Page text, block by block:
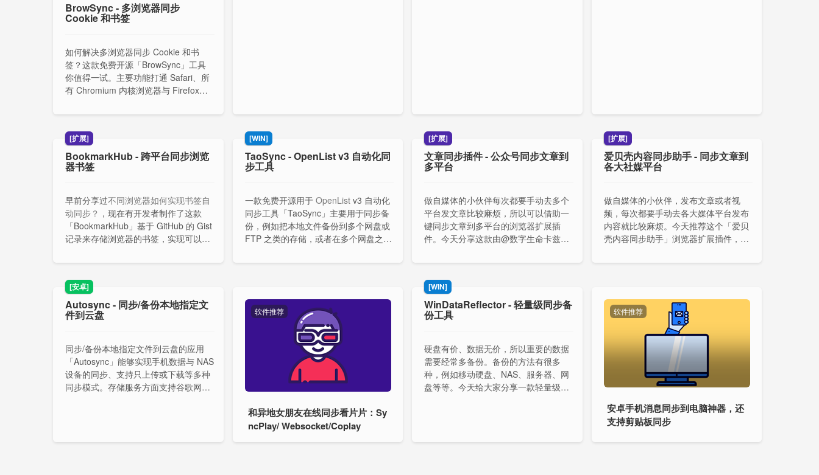
BrowSync - 多浏览器同步
Cookie 和书签
如何解决多浏览器同步 Cookie 和书
签？这款免费开源「BrowSync」工具
你值得一试。主要功能打通 Safari、所
有 Chromium 内核浏览器与 Firefox。
签与登录状态。纯本地运行，捍卫您的
隐私。
[扩展]
BookmarkHub - 跨平台同步浏览
器书签
早前分享过不同浏览器如何实现书签自
动同步？ ，现在有开发者制作了这款
「BookmarkHub」基于 GitHub 的 Gist
记录来存储浏览器的书签，实现可以在
[WIN]
TaoSync - OpenList v3 自动化同
步工具
一款免费开源用于 OpenListv3 自动化
同步工具「TaoSync」主要用于同步备
份，例如把本地文件备份到多个网盘或
FTP 之类的存储，或者在多个网盘之间
动从特定网盘下载文件到本地。
[扩展]
文章同步插件 - 公众号同步文章到
多平台
做自媒体的小伙伴每次都要手动去多个
平台发文章比较麻烦，所以可以借助一
键同步文章到多平台的浏览器扩展插
件。今天分享这款由@数字生命卡兹克
支持公众号文章同步到微博、知乎、B
站、百家号。
[扩展]
爱贝壳内容同步助手 - 同步文章到
各大社媒平台
做自媒体的小伙伴，发布文章或者视
频，每次都要手动去各大媒体平台发布
内容就比较麻烦。今天推荐这个「爱贝
壳内容同步助手」浏览器扩展插件，它
知识星球、小红书、知乎、豆瓣、今日
[安卓]
Autosync - 同步/备份本地指定文
件到云盘
同步/备份本地指定文件到云盘的应用
「Autosync」能够实现手机数据与 NAS
设备的同步、支持只上传或下载等多种
同步模式。存储服务方面支持谷歌网
软件推荐
和异地女朋友在线同步看片片：Sy
ncPlay/ Websocket/Coplay
[WIN]
WinDataReflector - 轻量级同步备
份工具
硬盘有价、数据无价，所以重要的数据
需要经常多备份。备份的方法有很多
种，例如移动硬盘、NAS、服务器、网
盘等等。今天给大家分享一款轻量级同
软件推荐
安卓手机消息同步到电脑神器，还
支持剪贴板同步